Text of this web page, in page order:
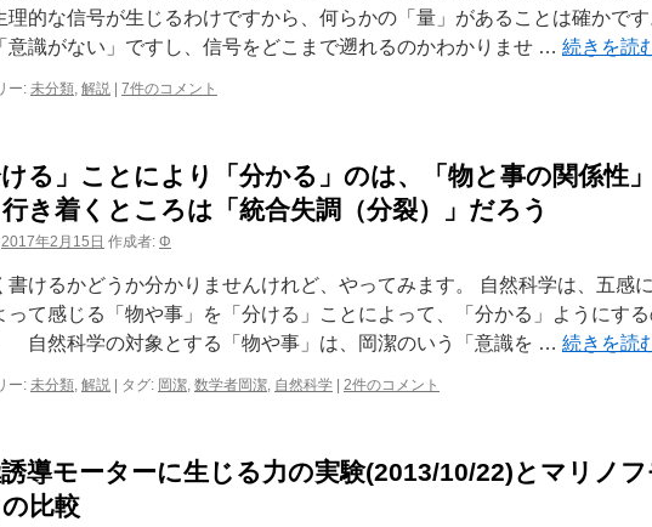
理的な信号が生じるわけですから、何らかの「量」があることは確かで
意識がない」ですし、信号をどこまで遡れるのかわかりませ … 続きを読
ー: 未分類, 解説 7件のコメント
ける」ことにより「分かる」のは、「物と事の関係性
行き着くところは「統合失調（分裂）」だろう
2017年2月15日 作成者: Φ
書けるかどうか分かりませんけれど、やってみます。 自然科学は、五感
って感じる「物や事」を「分ける」ことによって、「分かる」ようにす
自然科学の対象とする「物や事」は、岡潔のいう「意識を … 続きを読
ー: 未分類, 解説 タグ: 岡潔, 数学者岡潔, 自然科学 2件のコメント
導モーターに生じる力の実験(2013/10/22)とマリノフ
比較